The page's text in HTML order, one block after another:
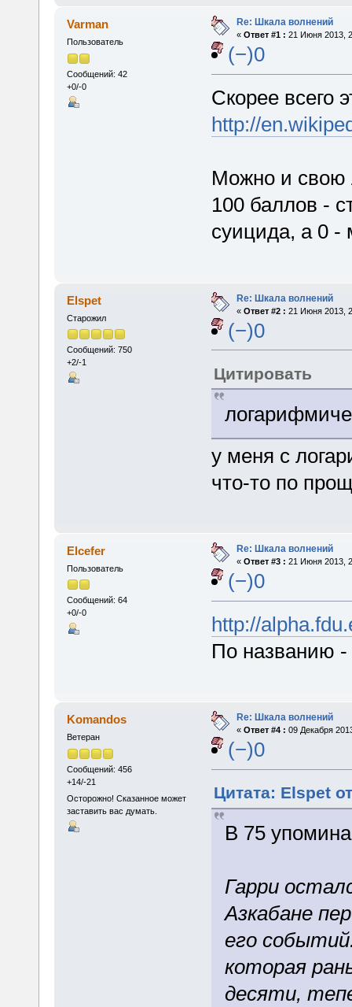
Varman
Пользователь
Сообщений: 42
+0/-0
Re: Шкала волнений
« Ответ #1 : 21 Июня 2013,
(−)0
Скорее всего
http://
Можно и свою
100 баллов -
суицида, а 0 -
Elspet
Старожил
Сообщений: 750
+2/-1
Re: Шкала волнений
« Ответ #2 : 21 Июня 2013,
(−)0
Цитировать
у меня с
что-то по
Elcefer
Пользователь
Сообщений: 64
+0/-0
Re: Шкала волнений
« Ответ #3 : 21 Июня 2013,
(−)0
http://
По названию -
Komandos
Ветеран
Сообщений: 456
+14/-21
Осторожно! Сказанное может
заставить вас думать.
Re: Шкала волнений
« Ответ #4 : 09 Декабря
(−)0
Цитата: Elspet
В 75
Гарри
Азкабане
его
которая
десяти,